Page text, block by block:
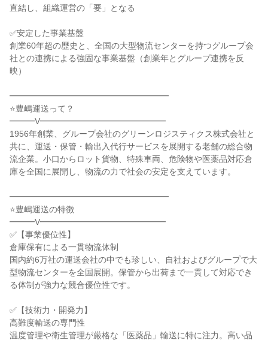
直結し、組織運営の「要」となる
✅安定した事業基盤
創業60年超の歴史と、全国の大型物流センターを持つグループ会
社との連携による強固な事業基盤（創業年とグループ連携を反
映）
━━━━━━━━━━━━━━━━━━━
⭐豊嶋運送って？
━━━V━━━━━━━━━━━━━━━
1956年創業、グループ会社のグリーンロジスティクス株式会社と
共に、運送・保管・輸出入代行サービスを展開する老舗の総合物
流企業。小口からロット貨物、特殊車両、危険物や医薬品対応倉
庫を全国に展開し、物流の力で社会の安定を支えています。
━━━━━━━━━━━━━━━━━━━
⭐豊嶋運送の特徴
━━━V━━━━━━━━━━━━━━━
✅【事業優位性】
倉庫保有による一貫物流体制
国内約6万社の運送会社の中でも珍しい、自社およびグループで大
型物流センターを全国展開。保管から出荷まで一貫して対応でき
る体制が強力な競合優位性です。
✅【技術力・開発力】
高難度輸送の専門性
温度管理や衛生管理が厳格な「医薬品」輸送に特に注力。高い品